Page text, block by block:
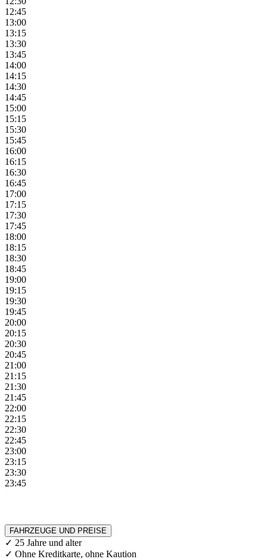
12:45
13:00
13:15
13:30
13:45
14:00
14:15
14:30
14:45
15:00
15:15
15:30
15:45
16:00
16:15
16:30
16:45
17:00
17:15
17:30
17:45
18:00
18:15
18:30
18:45
19:00
19:15
19:30
19:45
20:00
20:15
20:30
20:45
21:00
21:15
21:30
21:45
22:00
22:15
22:30
22:45
23:00
23:15
23:30
23:45
FAHRZEUGE UND PREISE
✓ 25 Jahre und alter
✓ Ohne Kreditkarte, ohne Kaution